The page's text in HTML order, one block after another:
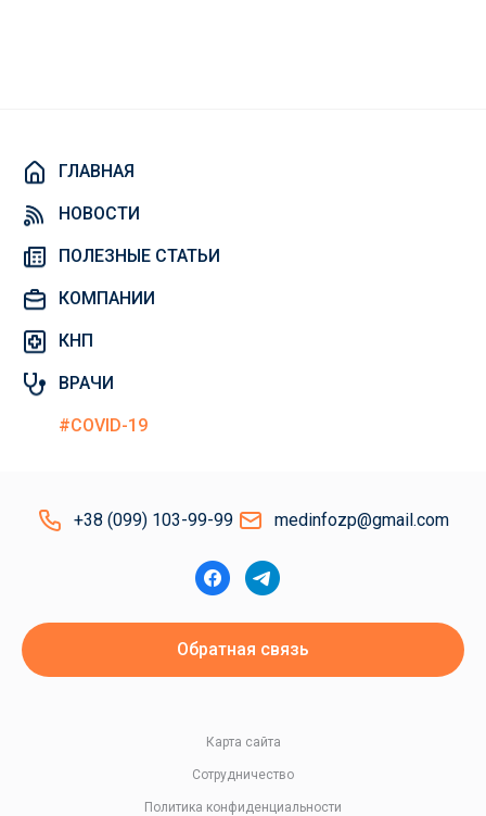
ГЛАВНАЯ
НОВОСТИ
ПОЛЕЗНЫЕ СТАТЬИ
КОМПАНИИ
КНП
ВРАЧИ
#COVID-19
+38 (099) 103-99-99 medinfozp@gmail.com
Обратная связь
Политика конфиденциальности
Сотрудничество
Карта сайта